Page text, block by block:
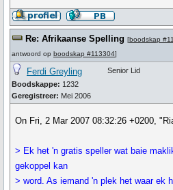
Re: Afrikaanse Spelling [boodskap
antwoord op boodskap #113304]
Ferdi Greyling
Boodskappe: 1232
Geregistreer: Mei 2006
Senior Lid
On Fri, 2 Mar 2007 08:32:26 +0200,
> Ek het 'n gratis speller wat baie
gekoppel kan
> word. As iemand 'n plek het waar ek